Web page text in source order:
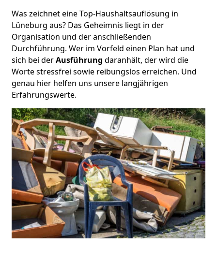
Was zeichnet eine Top-Haushaltsauflösung in
Lüneburg aus? Das Geheimnis liegt in der
Organisation und der anschließenden
Durchführung. Wer im Vorfeld einen Plan hat und
sich bei derAusführung daranhält, der wird die
Worte stressfrei sowie reibungslos erreichen. Und
genau hier helfen uns unsere langjährigen
Erfahrungswerte.